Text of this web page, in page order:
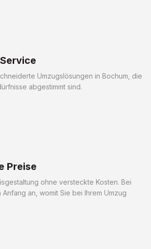
Umzugslösungen in Bochum, die
abgestimmt sind.
Preise
ohne versteckte Kosten. Bei
an, womit Sie bei Ihrem Umzug